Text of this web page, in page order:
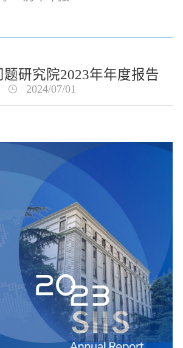
题研究院2023年年度报告
2024/07/01